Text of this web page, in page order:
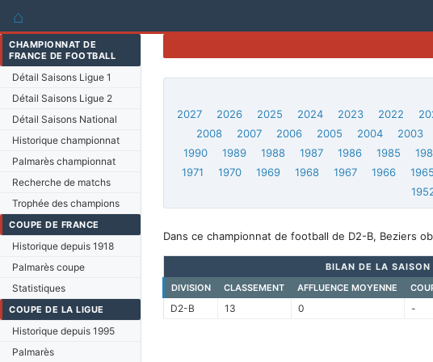
⌂
CHAMPIONNAT DE
FRANCE DE FOOTBALL
Détail Saisons Ligue 1
Détail Saisons Ligue 2
Détail Saisons National
Historique championnat
Palmarès championnat
Recherche de matchs
Trophée des champions
COUPE DE FRANCE
Historique depuis 1918
Palmarès coupe
Statistiques
COUPE DE LA LIGUE
Historique depuis 1995
Palmarès
2027
2026 2025 2024 2023 2022
2008
2007 2006 2005 2004 2003
1990
1989 1988 1987 1986 1985
1971
1970 1969 1968 1967 1966 1965
Dans ce championnat de football de D2-B, Beziers
BILAN DE LA SAISON
DIVISION
CLASSEMENT AFFLUENCE MOYENNE
D2-B 13 0 -